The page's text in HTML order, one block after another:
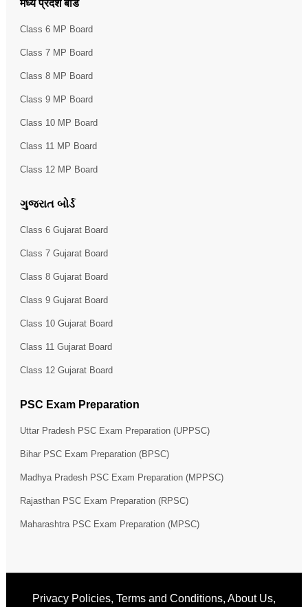
मध्य प्रदेश बोर्ड
Class 6 MP Board
Class 7 MP Board
Class 8 MP Board
Class 9 MP Board
Class 10 MP Board
Class 11 MP Board
Class 12 MP Board
ગુજરાત બોર્ડ
Class 6 Gujarat Board
Class 7 Gujarat Board
Class 8 Gujarat Board
Class 9 Gujarat Board
Class 10 Gujarat Board
Class 11 Gujarat Board
Class 12 Gujarat Board
PSC Exam Preparation
Uttar Pradesh PSC Exam Preparation (UPPSC)
Bihar PSC Exam Preparation (BPSC)
Madhya Pradesh PSC Exam Preparation (MPPSC)
Rajasthan PSC Exam Preparation (RPSC)
Maharashtra PSC Exam Preparation (MPSC)
Privacy Policies, Terms and Conditions, About Us,